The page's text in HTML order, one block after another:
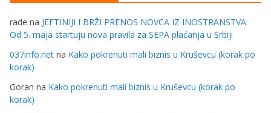
rade na JEFTINIJI I BRŽI PRENOS NOVCA IZ INOSTRANSTVA:
Od 5. maja startuju nova pravila za SEPA plaćanja u Srbiji
037info.net na Kako pokrenuti mali biznis u Kruševcu (korak po
korak)
Goran na Kako pokrenuti mali biznis u Kruševcu (korak po
korak)